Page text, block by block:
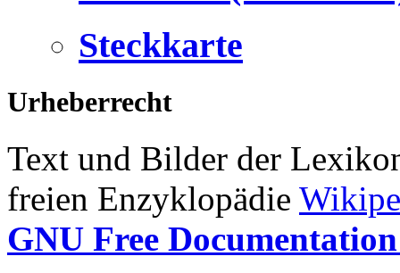
Steckkarte
Urheberrecht
Text und Bilder der
freien Enzyklopädie
GNU Free